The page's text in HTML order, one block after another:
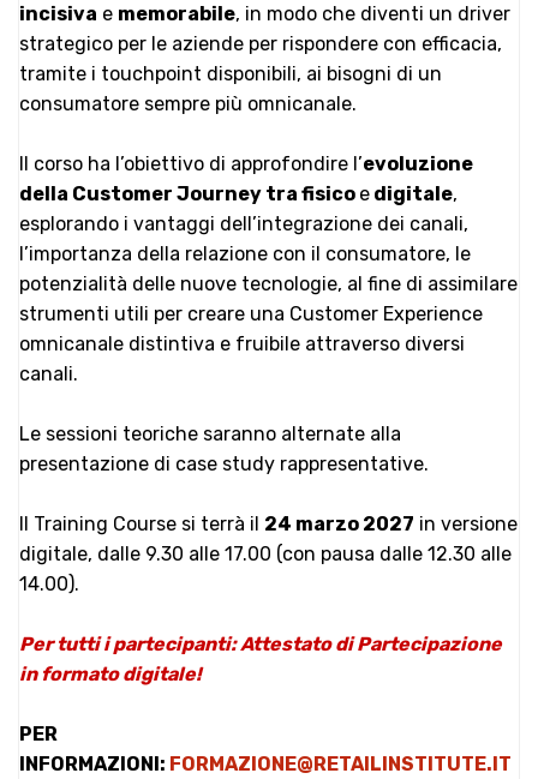
incisiva e memorabile, in modo che diventi un driver
strategico per le aziende per rispondere con efficacia,
tramite i touchpoint disponibili, ai bisogni di un
consumatore sempre più omnicanale.
Il corso ha l’obiettivo di approfondire l’evoluzione
della Customer Journey tra fisico e digitale,
esplorando i vantaggi dell’integrazione dei canali,
l’importanza della relazione con il consumatore, le
potenzialità delle nuove tecnologie, al fine di assimilare
strumenti utili per creare una Customer Experience
omnicanale distintiva e fruibile attraverso diversi
canali.
Le sessioni teoriche saranno alternate alla
presentazione di case study rappresentative.
Il Training Course si terrà il 24 marzo 2027 in versione
digitale, dalle 9.30 alle 17.00 (con pausa dalle 12.30 alle
14.00).
Per tutti i partecipanti: Attestato di Partecipazione
in formato digitale!
PER
INFORMAZIONI: FORMAZIONE@RETAILINSTITUTE.IT